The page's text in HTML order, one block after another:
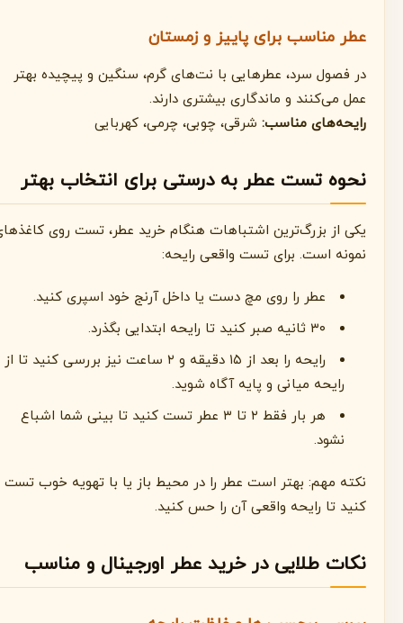
عطر مناسب برای پاییز و زمستان
در فصول سرد، عطرهایی با نت‌های گرم، سنگین و پیچیده بهتر
عمل می‌کنند و ماندگاری بیشتری دارند.
رایحه‌های مناسب:شرقی، چوبی، چرمی، کهربایی
نحوه تست عطر به درستی برای انتخاب بهتر
یکی از بزرگ‌ترین اشتباهات هنگام خرید عطر، تست روی کاغذهای
نمونه است. برای تست واقعی رایحه:
عطر را روی مچ دست یا داخل آرنج خود اسپری کنید.
۳۰ ثانیه صبر کنید تا رایحه ابتدایی بگذرد.
رایحه را بعد از ۱۵ دقیقه و ۲ ساعت نیز بررسی کنید تا از
رایحه میانی و پایه آگاه شوید.
هر بار فقط ۲ تا ۳ عطر تست کنید تا بینی شما اشباع
نکته مهم: بهتر است عطر را در محیط باز یا با تهویه خوب تست
کنید تا رایحه واقعی آن را حس کنید.
نکات طلایی در خرید عطر اورجینال و مناسب